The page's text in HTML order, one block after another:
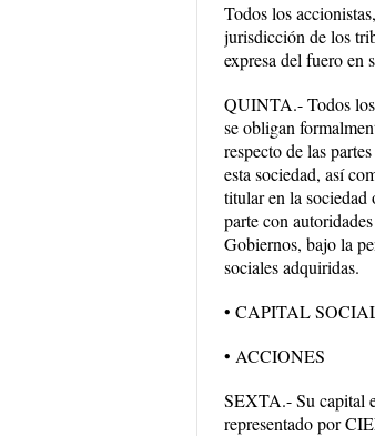
Todos los
jurisdicción de los
expresa del fuero en
QUINTA.- Todos los
se obligan
respecto de las
esta sociedad, así
titular en la sociedad
parte con
Gobiernos, bajo la
sociales adquiridas.
• CAPITAL
• ACCIONES
SEXTA.- Su capital
representado por